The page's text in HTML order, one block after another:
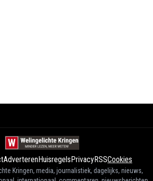
AdverterenHuisregelsPrivacyRSSCookies
Kringen, media, journalistiek, dagelijks, nieuws,